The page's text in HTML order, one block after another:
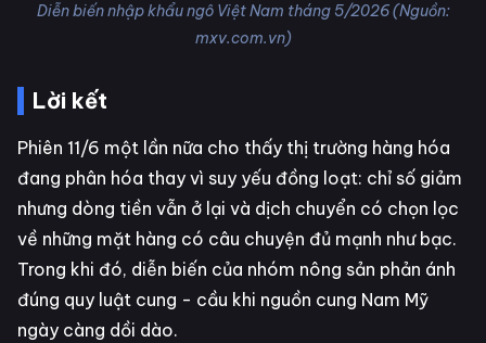
Diễn biến nhập khẩu ngô Việt Nam tháng 5/2026 (Nguồn:
mxv.com.vn)
Lời kết
Phiên 11/6 một lần nữa cho thấy thị trường hàng hóa
đang phân hóa thay vì suy yếu đồng loạt: chỉ số giảm
nhưng dòng tiền vẫn ở lại và dịch chuyển có chọn lọc
về những mặt hàng có câu chuyện đủ mạnh như bạc.
Trong khi đó, diễn biến của nhóm nông sản phản ánh
đúng quy luật cung - cầu khi nguồn cung Nam Mỹ
ngày càng dồi dào.